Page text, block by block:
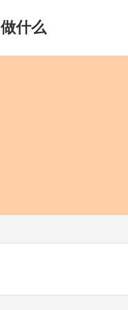
做什么